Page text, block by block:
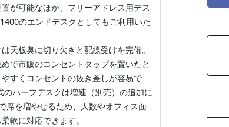
が可能なほか、フリーアドレス用デス
のエンドデスクとしてもご利用いた
天板奥に切り欠きと配線受けを完備。
で市販のコンセントタップを置いたと
すくコンセントの抜き差しが容易で
のハーフデスクは増連（別売）の追加に
席を増やせるため、人数やオフィス面
軟に対応できます。